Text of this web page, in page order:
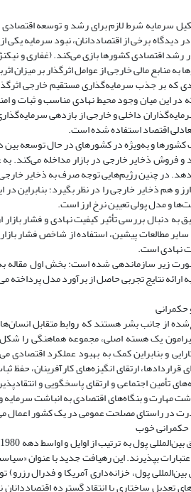
سرمایه شرط لازم برای رشد و توسعه
دیدگاه برخی از اقتصاددانان، نبود سرمایه
به منابع مالی خارجی از عوامل اثرگذار بر
که بر جذب سرمایه‌گذاری مستقیم خارجی
این میان وجود محیط نهادی مناسب و ثبات و
داخلی و خارجی از باز‌دهی
اقتصاد استفاده شده است.
کشورها و به‌ویژه در کشورهای در حال توسعه بین
و فروش ذخایر خارجی در بازار مداخله می‌کند.
در چنین رژیم‌هایی توجه صرف به ذخایر خارجی یا
و هم ذخایر خارجی را در نظر بگیرد؛ بنابراین
و مدل پولی تعیین نرخ ارز است.
مطالعات پیشین، استفاده از شاخص فشار
نهادی است.
صورت زیر سازماندهی شده است: بخش اول
نتایج تجربی حاصل از برآورد مدل
از جانب بشر هستند که روابط متقابل
یک هسته اصلی، مجموعه هماهنگی را
قراردادها، ارتقای انگیزه‌های کارآفرینان،
تأمین اجتماعی و ارتقای پاسخگویی و
در راستای مصلحت عمومی در یک کشور اعمال